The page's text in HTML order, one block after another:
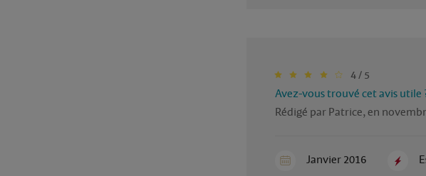
4 / 5
Avez-vous trouvé cet avis utile
Rédigé par Patrice, en
Janvier 2016